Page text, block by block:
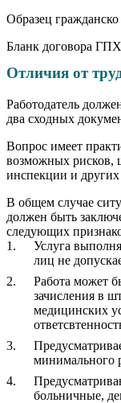
Образец
Бланк договора
Отличия от
Работодатель
два сходных
Вопрос имеет
возможных рисков,
инспекции и других
В общем случае
должен быть
следующих
Услуга
лиц не
Работа может
зачисления в
медицинских
минимального
больничные,